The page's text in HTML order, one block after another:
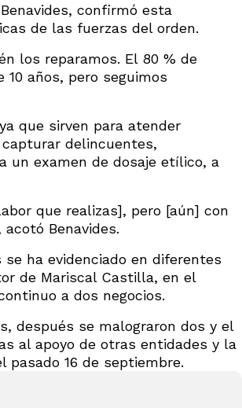
confirmó esta
de las fuerzas del orden.
los reparamos. El 80 % de
años, pero seguimos
que sirven para atender
delincuentes,
un examen de dosaje etílico, a
que realizas], pero [aún] con
Benavides.
ha evidenciado en diferentes
de Mariscal Castilla, en el
a dos negocios.
después se malograron dos y el
al apoyo de otras entidades y la
pasado 16 de septiembre.